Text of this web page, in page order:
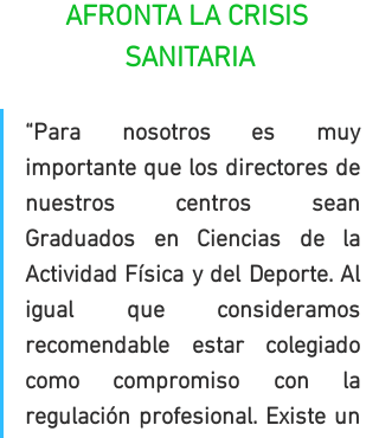
AFRONTA LA CRISIS
SANITARIA
“Para nosotros es muy
importante que los directores de
nuestros centros sean
Graduados en Ciencias de la
Actividad Física y del Deporte. Al
igual que consideramos
recomendable estar colegiado
como compromiso con la
regulación profesional. Existe un